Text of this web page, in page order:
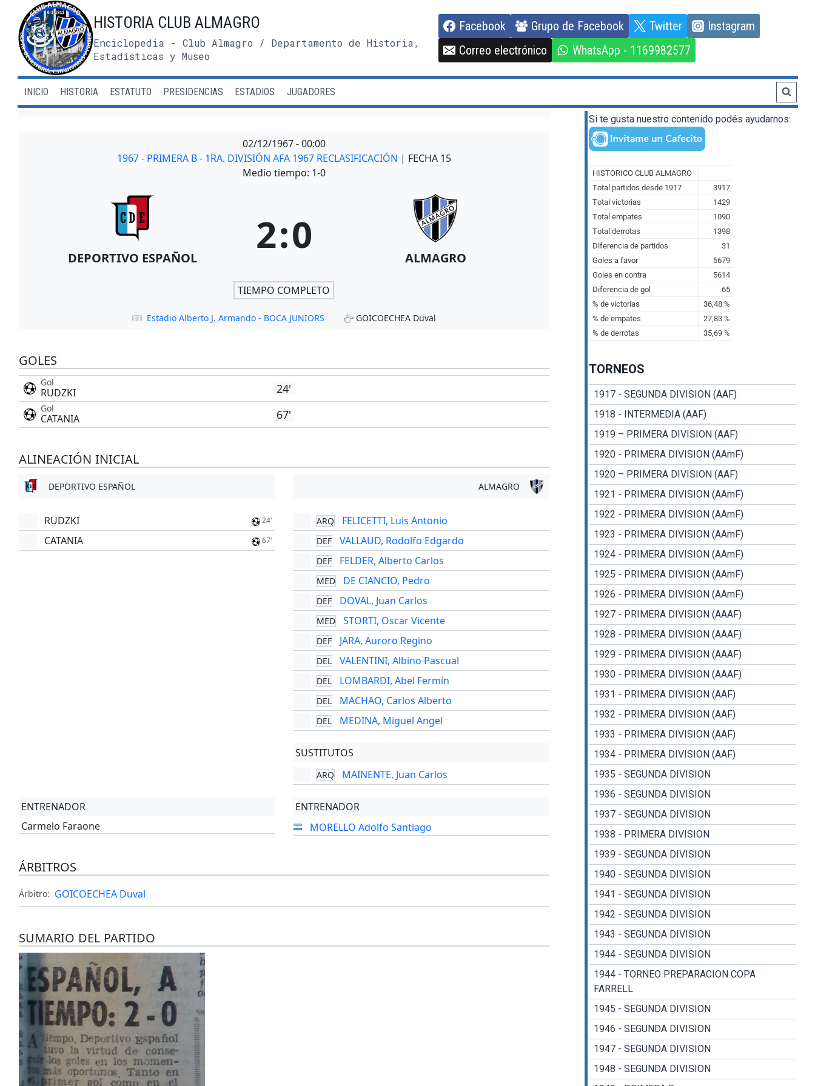
contenido
HISTORIA CLUB ALMAGRO
Enciclopedia - Club Almagro / Departamento de Historia,
Estadísticas y Museo
Facebook Grupo de Facebook Twitter
Instagram
Correo electrónico
WhatsApp - 1169982577
INICIO HISTORIA ESTATUTO PRESIDENCIAS ESTADIOS JUGADORES
02/12/1967-00:00
1967 - PRIMERA B - 1RA. DIVISIÓN AFA 1967 RECLASIFICACIÓN | FECHA 15
Medio tiempo: 1-0
DEPORTIVO ESPAÑOL 2:0 ALMAGRO
TIEMPO COMPLETO
Estadio Alberto J. Armando - BOCA JUNIORS GOICOECHEA Duval
GOLES
Gol
RUDZKI 24'
Gol
CATANIA 67'
ALINEACIÓN INICIAL
DEPORTIVO ESPAÑOL
RUDZKI 24'
CATANIA 67'
ENTRENADOR
Carmelo Faraone
ALMAGRO
ARQ FELICETTI, Luis Antonio
DEF VALLAUD, Rodolfo Edgardo
DEF FELDER, Alberto Carlos
MED DE CIANCIO, Pedro
DEF DOVAL, Juan Carlos
MED STORTI, Oscar Vicente
DEF JARA, Auroro Regino
DEL VALENTINI, Albino Pascual
DEL LOMBARDI, Abel Fermín
DEL MACHAO, Carlos Alberto
DEL MEDINA, Miguel Angel
SUSTITUTOS
ARQ MAINENTE, Juan Carlos
ENTRENADOR
MORELLO Adolfo Santiago
ÁRBITROS
Árbitro: GOICOECHEA Duval
SUMARIO DEL PARTIDO
Si te gusta nuestro contenido podés ayudarnos:
TORNEOS
1917 - SEGUNDA DIVISION (AAF)
1918 - INTERMEDIA (AAF)
1919 – PRIMERA DIVISION (AAF)
1920 - PRIMERA DIVISION (AAmF)
1920 – PRIMERA DIVISION (AAF)
1921 - PRIMERA DIVISION (AAmF)
1922 - PRIMERA DIVISION (AAmF)
1923 - PRIMERA DIVISION (AAmF)
1924 - PRIMERA DIVISION (AAmF)
1925 - PRIMERA DIVISION (AAmF)
1926 - PRIMERA DIVISION (AAmF)
1927 - PRIMERA DIVISION (AAAF)
1928 - PRIMERA DIVISION (AAAF)
1929 - PRIMERA DIVISION (AAAF)
1930 - PRIMERA DIVISION (AAAF)
1931 - PRIMERA DIVISION (AAF)
1932 - PRIMERA DIVISION (AAF)
1933 - PRIMERA DIVISION (AAF)
1934 - PRIMERA DIVISION (AAF)
1935 - SEGUNDA DIVISION
1936 - SEGUNDA DIVISION
1937 - SEGUNDA DIVISION
1938 - PRIMERA DIVISION
1939 - SEGUNDA DIVISION
1940 - SEGUNDA DIVISION
1941 - SEGUNDA DIVISION
1942 - SEGUNDA DIVISION
1943 - SEGUNDA DIVISION
1944 - SEGUNDA DIVISION
1944 - TORNEO PREPARACION COPA
FARRELL
1945 - SEGUNDA DIVISION
1946 - SEGUNDA DIVISION
1947 - SEGUNDA DIVISION
1948 - SEGUNDA DIVISION